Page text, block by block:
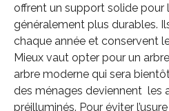
offrent un support solide
généralement plus durables.
chaque année et conservent
Mieux vaut opter pour un
arbre moderne qui sera
des ménages deviennent les
préilluminés. Pour éviter